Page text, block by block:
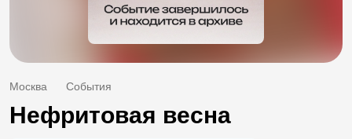
Москва События
Нефритовая весна